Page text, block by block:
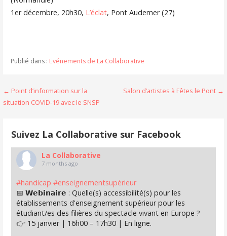
1er décembre, 20h30, L’éclat, Pont Audemer (27)
Publié dans : Evénements de La Collaborative
Navigation
l’article
← Point d’information sur la
situation COVID-19 avec le SNSP
Salon d’artistes à Fêtes le Pont →
Suivez La Collaborative sur Facebook
La Collaborative
7 months ago
#handicap #enseignementsupérieur
📅 𝗪𝗲𝗯𝗶𝗻𝗮𝗶𝗿𝗲 : Quelle(s) accessibilité(s) pour les
établissements d'enseignement supérieur pour les
étudiant/es des filières du spectacle vivant en Europe ?
👉 15 janvier | 16h00 – 17h30 | En ligne.